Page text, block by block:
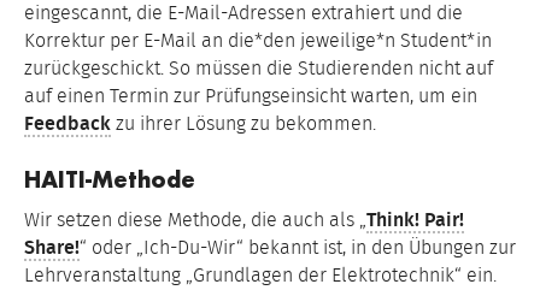
eingescannt, die E-Mail-Adressen extrahiert und die
Korrektur per E-Mail an die*den jeweilige*n Student*in
zurückgeschickt. So müssen die Studierenden nicht auf
auf einen Termin zur Prüfungseinsicht warten, um ein
Feedback zu ihrer Lösung zu bekommen.
HAITI-Methode
Wir setzen diese Methode, die auch als „Think! Pair!
Share!“ oder „Ich-Du-Wir“ bekannt ist, in den Übungen zur
Lehrveranstaltung „Grundlagen der Elektrotechnik“ ein.